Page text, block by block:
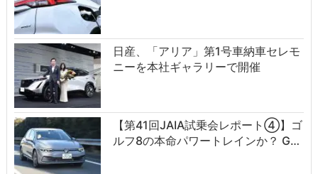
日産、「アリア」第1号車納車セレモ
ニーを本社ギャラリーで開催
【第41回JAIA試乗会レポート④】ゴ
ルフ8の本命パワートレインか？ G…